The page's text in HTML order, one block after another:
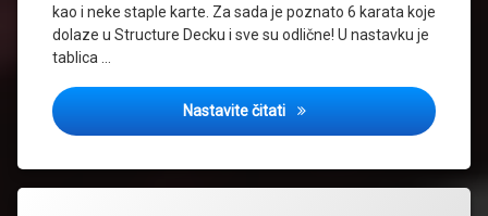
kao i neke staple karte. Za sada je poznato 6 karata koje
dolaze u Structure Decku i sve su odlične! U nastavku je
tablica …
Nastavite čitati Novi Yu-Gi-Oh! proizvod: